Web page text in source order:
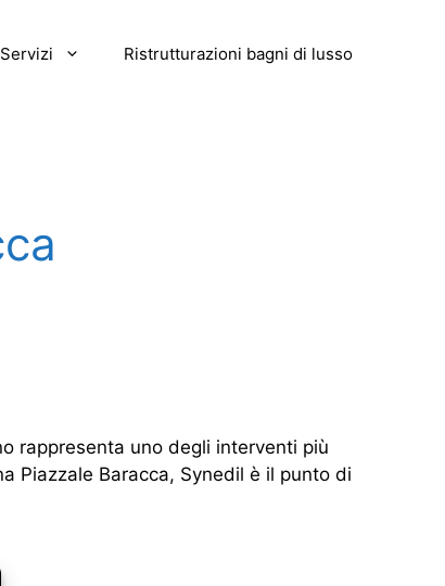
Servizi Ristrutturazioni bagni di lusso
rappresenta uno degli interventi più
Piazzale Baracca, Synedil è il punto di